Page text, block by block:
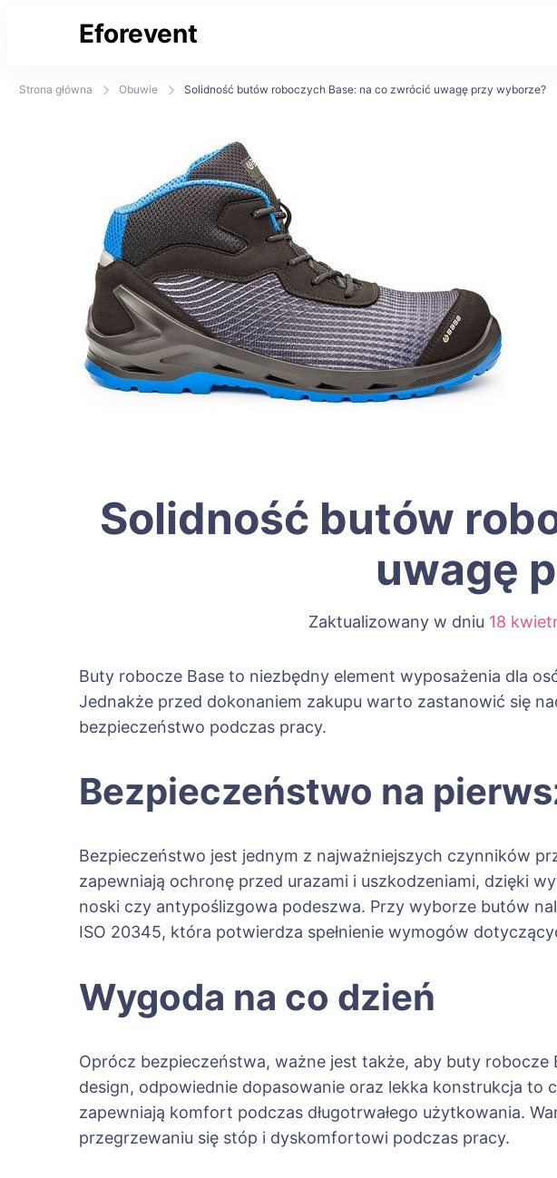
Eforevent
Najświeższe informacje
Strona główna Obuwie Solidność butów roboczych Base: na co zwrócić uwagę przy wyborze?
Solidność butów
uwagę
Zaktualizowany w dniu 18
Buty robocze Base to niezbędny element wyposażenia dla
Jednakże przed dokonaniem zakupu warto zastanowić się
bezpieczeństwo podczas pracy.
Bezpieczeństwo na
Bezpieczeństwo jest jednym z najważniejszych czynników
zapewniają ochronę przed urazami i uszkodzeniami, dzięki
noski czy antypoślizgowa podeszwa. Przy wyborze butów
ISO 20345, która potwierdza spełnienie wymogów
Wygoda na co dzień
Oprócz bezpieczeństwa, ważne jest także, aby buty robocze
design, odpowiednie dopasowanie oraz lekka konstrukcja
zapewniają komfort podczas długotrwałego użytkowania.
przegrzewaniu się stóp i dyskomfortowi podczas pracy.